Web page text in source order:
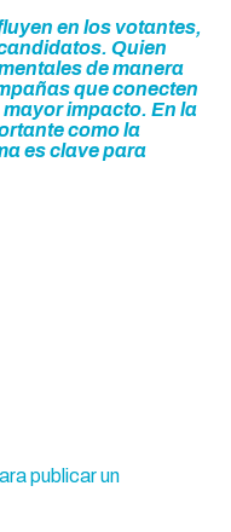
en los votantes,
Quien
de manera
que conecten
impacto. En la
como la
es clave para
publicar un